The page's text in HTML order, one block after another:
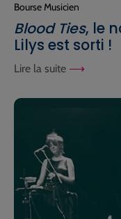
Bourse Musicien
Blood Ties, le
Lilys est sorti !
Lire la suite